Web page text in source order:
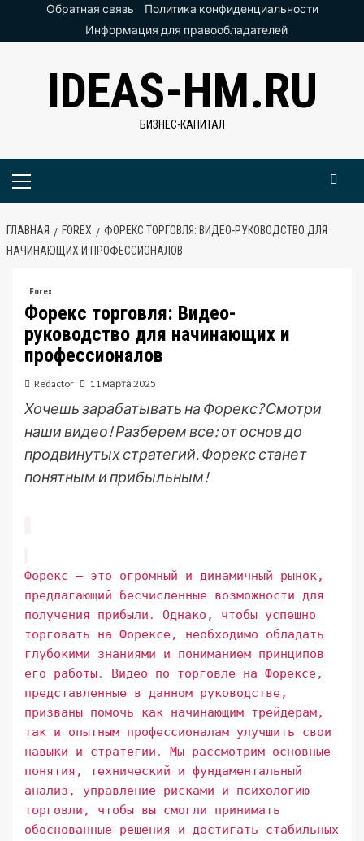
ПерейтиОбратная связь
Политика конфиденциальности
Информация для правообладателей
IDEAS-HM.RU
БИЗНЕС-КАПИТАЛ
Основное
ГЛАВНАЯ FOREX
ФОРЕКС ТОРГОВЛЯ: ВИДЕО-РУКОВОДСТВО ДЛЯ
НАЧИНАЮЩИХ И ПРОФЕССИОНАЛОВ
Forex
Форекс торговля: Видео-
руководство для начинающих и
профессионалов
Redactor 11 марта 2025
Хочешь зарабатывать на Форекс? Смотри
наши видео! Разберем все: от основ до
продвинутых стратегий. Форекс станет
понятным и прибыльным!
Форекс – это огромный и динамичный рынок,
предлагающий бесчисленные возможности для
получения прибыли․ Однако, чтобы успешно
торговать на Форексе, необходимо обладать
глубокими знаниями и пониманием принципов
его работы․ Видео по торговле на Форексе,
представленные в данном руководстве,
призваны помочь как начинающим трейдерам,
так и опытным профессионалам улучшить свои
навыки и стратегии․ Мы рассмотрим основные
понятия, технический и фундаментальный
анализ, управление рисками и психологию
торговли, чтобы вы смогли принимать
обоснованные решения и достигать стабильных